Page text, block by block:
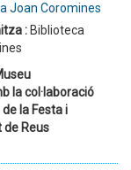
Joan Coromines
: Biblioteca
la col·laboració
la Festa i
de Reus